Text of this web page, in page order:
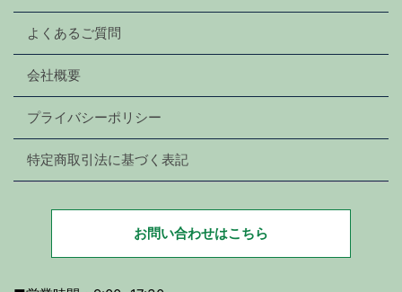
よくあるご質問
会社概要
プライバシーポリシー
特定商取引法に基づく表記
お問い合わせはこちら